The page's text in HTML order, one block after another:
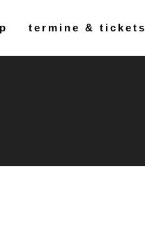
termine & tickets